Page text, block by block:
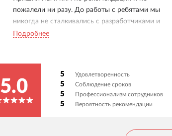
пожалели ни разу. До работы с ребятами мы
никогда не сталкивались с разработчиками и
нам по сути не с чем сравнивать. Но для нас
языке, без специализированных терминов,
каждое решение пояснялось очень подробно.
Мы довольны нашим небольшим, но очень
Подробнее
5.0
5 Удовлетворенность
5 Соблюдение сроков
5 Профессионализм сотрудников
5 Вероятность рекомендации